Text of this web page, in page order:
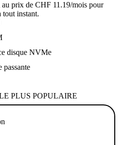
prix de CHF 11.19/mois pour
tout instant.
disque NVMe
passante
PLUS POPULAIRE